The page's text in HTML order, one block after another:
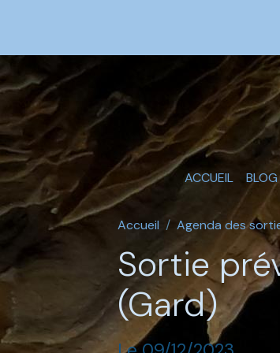
ACCUEIL BLOG
Accueil Agenda des
Sortie
(Gard)